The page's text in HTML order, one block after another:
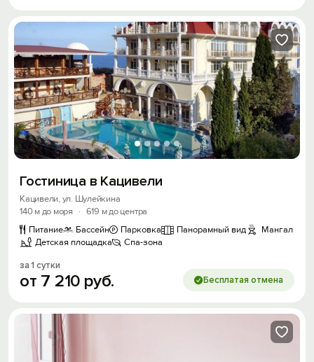
Гостиница в Кацивели
Кацивели, ул. Шулейкина
140 м до моря
· 619 м до центра
Питание
Бассейн Парковка Панорамный вид
Мангал
Детская площадка
Спа-зона
за 1 сутки
от 7 210 руб. Бесплатая отмена